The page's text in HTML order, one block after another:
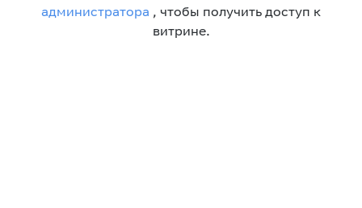
администратора , чтобы получить доступ к
витрине.